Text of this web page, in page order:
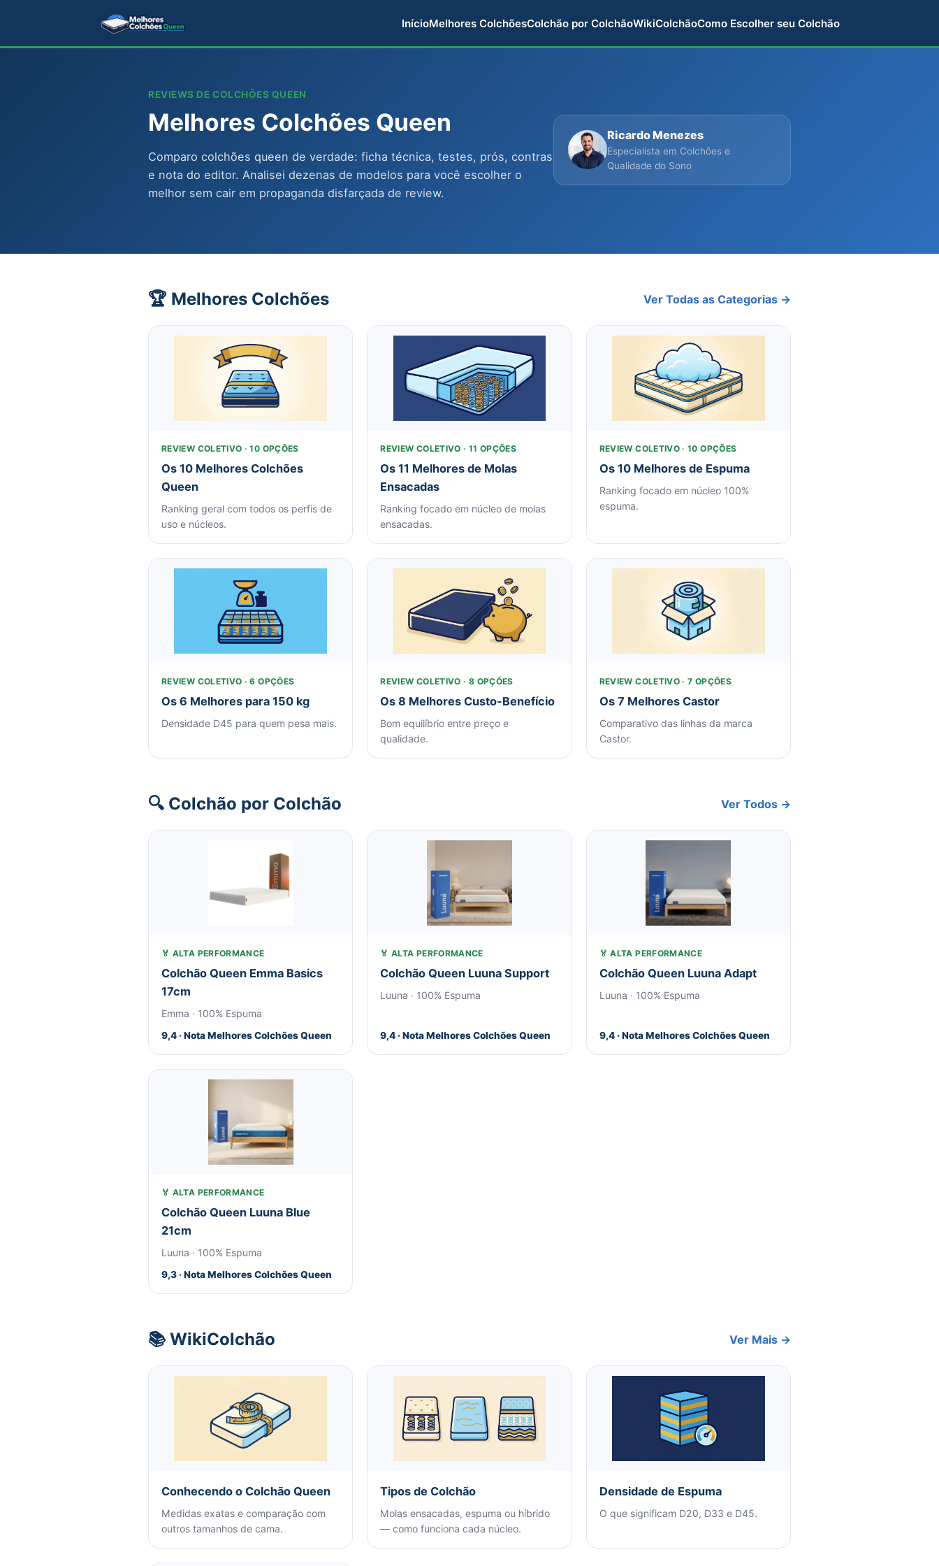
InícioMelhores ColchõesColchão por ColchãoWikiColchãoComo Escolher seu Colchão
REVIEWS DE COLCHÕES QUEEN
Melhores Colchões Queen
Comparo colchões queen de verdade: ficha técnica, testes, prós, contras
e nota do editor. Analisei dezenas de modelos para você escolher o
melhor sem cair em propaganda disfarçada de review.
Ricardo Menezes
Especialista em Colchões e
Qualidade do Sono
🏆 Melhores Colchões Ver Todas as Categorias →
REVIEW COLETIVO · 10 OPÇÕES
Os 10 Melhores Colchões
Queen
Ranking geral com todos os perfis de
uso e núcleos.
REVIEW COLETIVO · 11 OPÇÕES
Os 11 Melhores de Molas
Ensacadas
Ranking focado em núcleo de molas
ensacadas.
REVIEW COLETIVO · 10 OPÇÕES
Os 10 Melhores de Espuma
Ranking focado em núcleo 100%
espuma.
REVIEW COLETIVO · 6 OPÇÕES
Os 6 Melhores para 150 kg
Densidade D45 para quem pesa mais.
REVIEW COLETIVO · 8 OPÇÕES
Os 8 Melhores Custo-Benefício
Bom equilíbrio entre preço e
qualidade.
REVIEW COLETIVO · 7 OPÇÕES
Os 7 Melhores Castor
Comparativo das linhas da marca
Castor.
🔍 Colchão por Colchão Ver Todos →
🏅 ALTA PERFORMANCE
Colchão Queen Emma Basics
17cm
Emma · 100% Espuma
9,4 · Nota Melhores Colchões Queen
🏅 ALTA PERFORMANCE
Colchão Queen Luuna Support
Luuna · 100% Espuma
9,4 · Nota Melhores Colchões Queen
🏅 ALTA PERFORMANCE
Colchão Queen Luuna Adapt
Luuna · 100% Espuma
9,4 · Nota Melhores Colchões Queen
🏅 ALTA PERFORMANCE
Colchão Queen Luuna Blue
21cm
Luuna · 100% Espuma
9,3 · Nota Melhores Colchões Queen
📚 WikiColchão Ver Mais →
Conhecendo o Colchão Queen
Medidas exatas e comparação com
outros tamanhos de cama.
Tipos de Colchão
Molas ensacadas, espuma ou híbrido
— como funciona cada núcleo.
Densidade de Espuma
O que significam D20, D33 e D45.